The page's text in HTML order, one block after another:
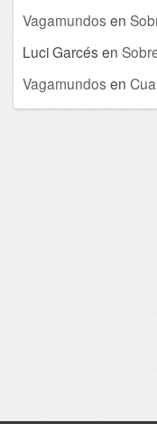
Vagamundos en
Luci Garcés en
Vagamundos en